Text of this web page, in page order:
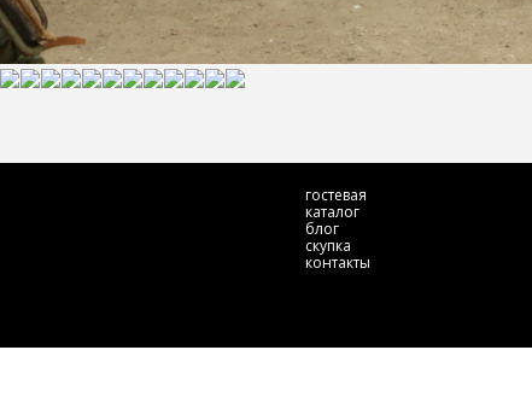
гостевая
каталог
блог
скупка
контакты